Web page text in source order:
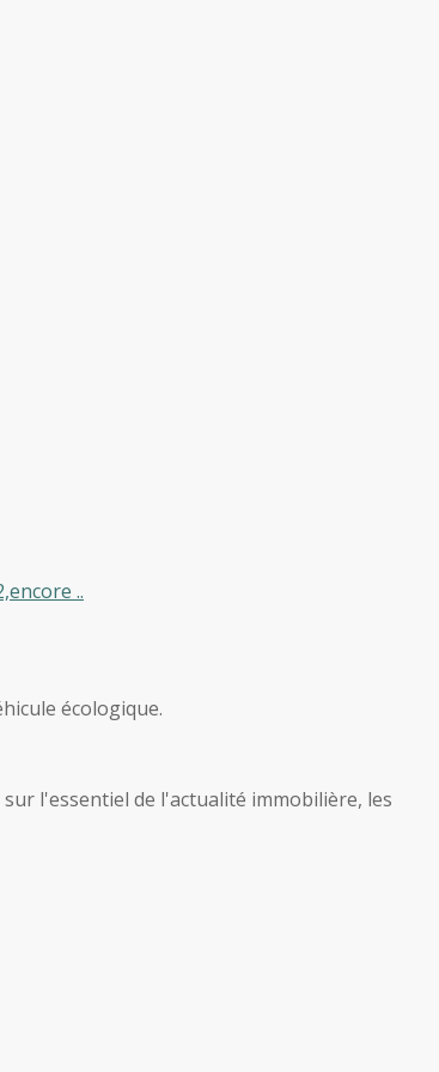
..
écologique.
l'essentiel de l'actualité immobilière, les